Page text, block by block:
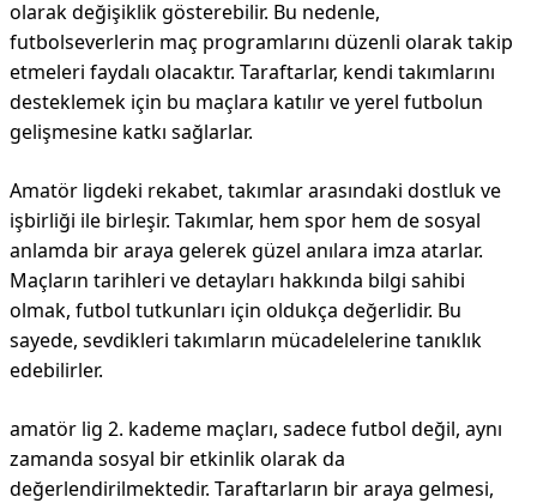
olarak değişiklik gösterebilir. Bu nedenle,
futbolseverlerin maç programlarını düzenli olarak takip
etmeleri faydalı olacaktır. Taraftarlar, kendi takımlarını
desteklemek için bu maçlara katılır ve yerel futbolun
gelişmesine katkı sağlarlar.
Amatör ligdeki rekabet, takımlar arasındaki dostluk ve
işbirliği ile birleşir. Takımlar, hem spor hem de sosyal
anlamda bir araya gelerek güzel anılara imza atarlar.
Maçların tarihleri ve detayları hakkında bilgi sahibi
olmak, futbol tutkunları için oldukça değerlidir. Bu
sayede, sevdikleri takımların mücadelelerine tanıklık
edebilirler.
amatör lig 2. kademe maçları, sadece futbol değil, aynı
zamanda sosyal bir etkinlik olarak da
değerlendirilmektedir. Taraftarların bir araya gelmesi,